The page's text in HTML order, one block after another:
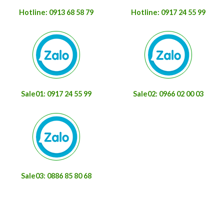
Hotline: 0913 68 58 79 Hotline: 0917 24 55 99
Sale01: 0917 24 55 99 Sale02: 0966 02 00 03
Sale03: 0886 85 80 68